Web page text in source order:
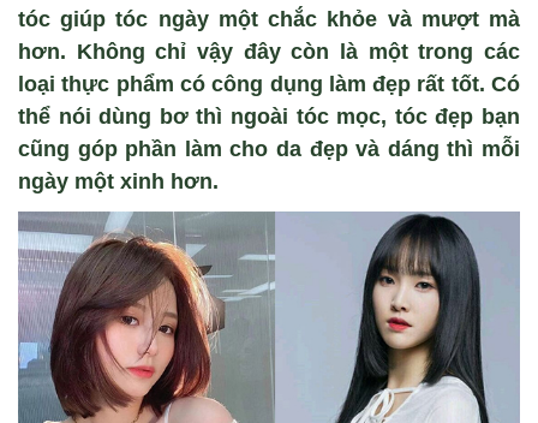
tóc giúp tóc ngày một chắc khỏe và mượt mà
hơn. Không chỉ vậy đây còn là một trong các
loại thực phẩm có công dụng làm đẹp rất tốt. Có
thể nói dùng bơ thì ngoài tóc mọc, tóc đẹp bạn
cũng góp phần làm cho da đẹp và dáng thì mỗi
ngày một xinh hơn.